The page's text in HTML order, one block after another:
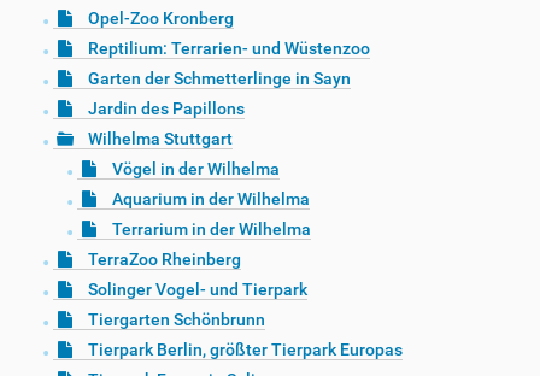
Opel-Zoo Kronberg
Reptilium: Terrarien- und Wüstenzoo
Garten der Schmetterlinge in Sayn
Jardin des Papillons
Wilhelma Stuttgart
Vögel in der Wilhelma
Aquarium in der Wilhelma
Terrarium in der Wilhelma
TerraZoo Rheinberg
Solinger Vogel- und Tierpark
Tiergarten Schönbrunn
Tierpark Berlin, größter Tierpark Europas